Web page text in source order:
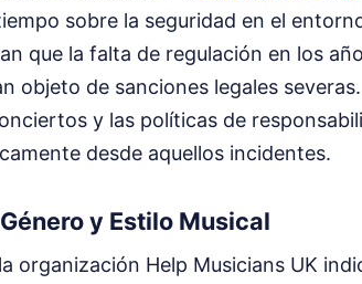
sobre la seguridad en el
que la falta de regulación en los
objeto de sanciones legales
y las políticas de
desde aquellos incidentes.
y Estilo Musical
organización Help Musicians UK